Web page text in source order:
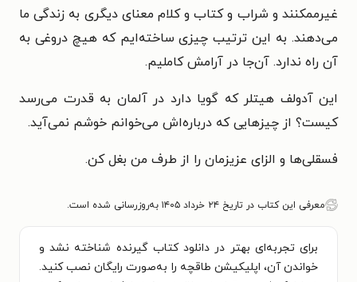
غیرممکنند و شراب و کتاب و کلام معنای دیگری به زندگی ما
می‌دهند. به این ترتیب چیزی ساخته‌ایم که هیچ دروغی به
آن راه ندارد. آن‌جا در آرامش کاملیم.
این آدولف هیتلر که گویا دارد در آلمان به قدرت می‌رسد
کیست؟ از چیزهایی که درباره‌اش می‌خوانم خوشم نمی‌آید.
فسقلی‌ها و الزای عزیزمان را از طرف من بغل کن.
معرفی این کتاب در تاریخ ۲۴ خرداد ۱۴۰۵ به‌روزرسانی شده است.
برای تجربه‌ای بهتر در دانلود کتاب گیرنده شناخته نشد و
خواندن آن، اپلیکیشن طاقچه را به‌صورت رایگان نصب کنید.